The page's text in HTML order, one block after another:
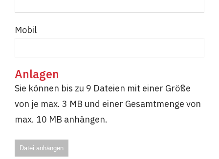
Mobil
Anlagen
Sie können bis zu 9 Dateien mit einer Größe
von je max. 3 MB und einer Gesamtmenge von
max. 10 MB anhängen.
Datei anhängen